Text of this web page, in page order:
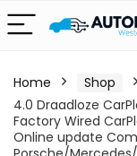
Home Shop
4.0 Draadloze
Factory Wired
Online update